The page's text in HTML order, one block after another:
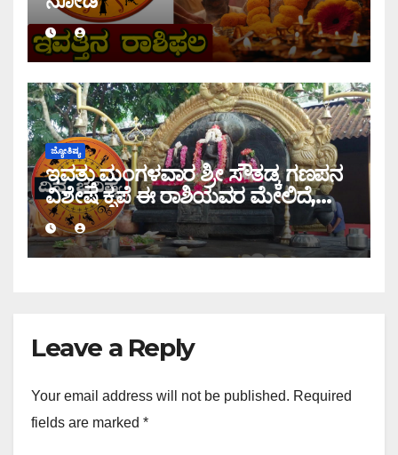
ಜ್ಯೋತಿಷ್ಯ
ಇವತ್ತು ಮಂಗಳವಾರ ಶ್ರೀ ಸೌತಡ್ಕ ಗಣಪನ
ವಿಶೇಷ ಕೃಪೆ ಈ ರಾಶಿಯವರ ಮೇಲಿದೆ,
ಇಂದಿನ ರಾಶಿ ಭವಿಷ್ಯ ತಿಳಿಯಿರಿ
Leave a Reply
Your email address will not be published. Required
fields are marked *